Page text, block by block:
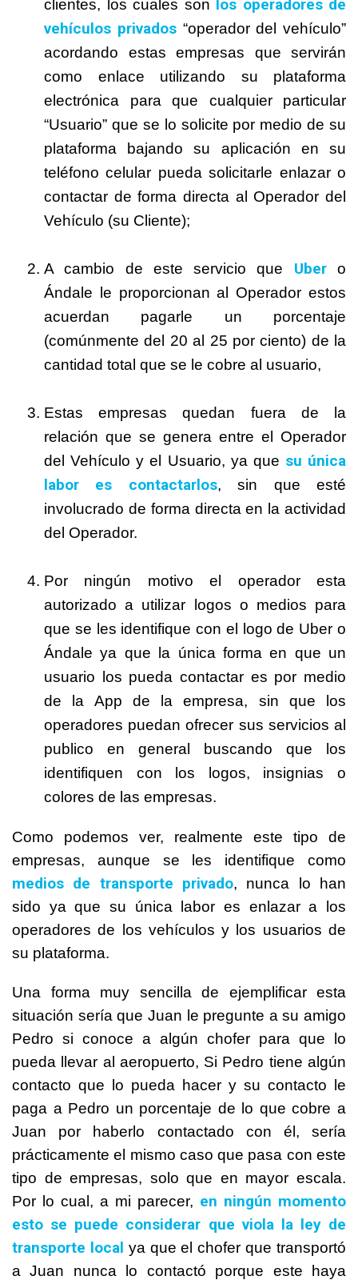
clientes, los cuales son
los operadores de
vehículos privados“operador del vehículo”
acordando estas empresas que servirán
como enlace utilizando su plataforma
electrónica para que cualquier particular
“Usuario” que se lo solicite por medio de su
plataforma bajando su aplicación en su
teléfono celular pueda solicitarle enlazar o
contactar de forma directa al Operador del
Vehículo (su Cliente);
A cambio de este servicio que Ubero
Ándale le proporcionan al Operador estos
acuerdan pagarle un porcentaje
(comúnmente del 20 al 25 por ciento) de la
cantidad total que se le cobre al usuario,
Estas empresas quedan fuera de la
relación que se genera entre el Operador
del Vehículo y el Usuario, ya que su única
labor es contactarlos, sin que esté
involucrado de forma directa en la actividad
del Operador.
Por ningún motivo el operador esta
autorizado a utilizar logos o medios para
que se les identifique con el logo de Uber o
Ándale ya que la única forma en que un
usuario los pueda contactar es por medio
de la App de la empresa, sin que los
operadores puedan ofrecer sus servicios al
publico en general buscando que los
identifiquen con los logos, insignias o
colores de las empresas.
Como podemos ver, realmente este tipo de
empresas, aunque se les identifique como
medios de transporte privado, nunca lo han
sido ya que su única labor es enlazar a los
operadores de los vehículos y los usuarios de
su plataforma.
Una forma muy sencilla de ejemplificar esta
situación sería que Juan le pregunte a su amigo
Pedro si conoce a algún chofer para que lo
pueda llevar al aeropuerto, Si Pedro tiene algún
contacto que lo pueda hacer y su contacto le
paga a Pedro un porcentaje de lo que cobre a
Juan por haberlo contactado con él, sería
prácticamente el mismo caso que pasa con este
tipo de empresas, solo que en mayor escala.
Por lo cual, a mi parecer, en ningún momento
esto se puede considerar que viola la ley de
transporte local ya que el chofer que transportó
a Juan nunca lo contactó porque este haya